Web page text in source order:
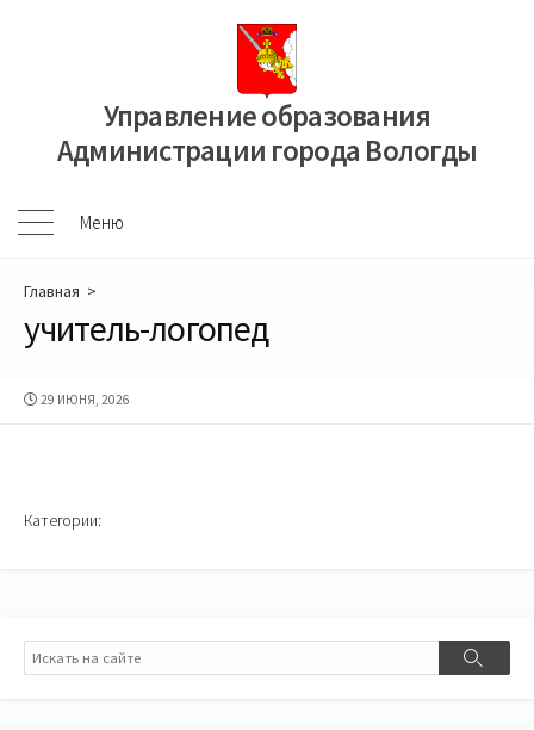
Управление образования
Администрации города Вологды
Меню
Меню
Главная >
учитель-логопед
ДАТА
29 ИЮНЯ, 2026
Категории:
Поиск
Поиск